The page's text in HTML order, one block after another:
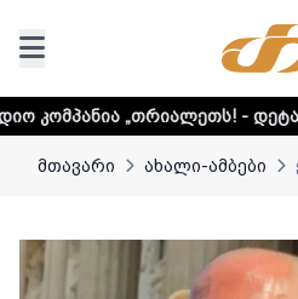
- დეტალური
მთავარი ახალი-ამბები